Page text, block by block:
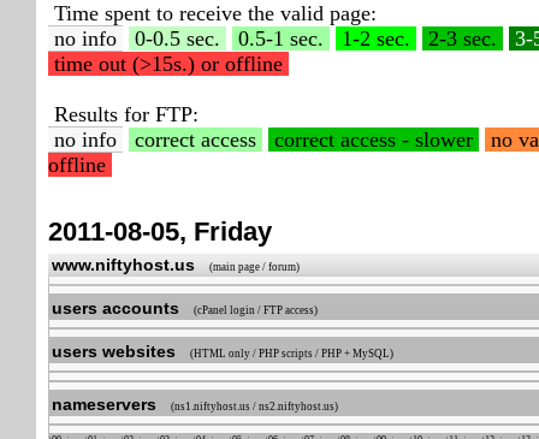
Time spent to receive the valid page:
no info
0-0.5 sec. 0.5-1 sec. 1-2 sec. 2-3 sec.
3-
time out (>15s.) or offline
Results for FTP:
no info
correct access correct access - slower
no
offline
2011-08-05, Friday
www.niftyhost.us (main page / forum)
users accounts (cPanel login / FTP access)
users websites (HTML only / PHP scripts / PHP + MySQL)
nameservers (ns1.niftyhost.us / ns2.niftyhost.us)